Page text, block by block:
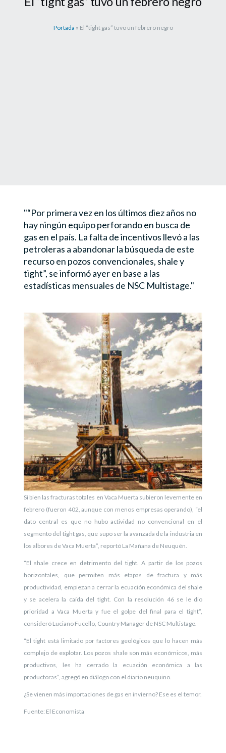
Portada » El “tight gas” tuvo un febrero negro
“Por primera vez en los últimos diez años no
hay ningún equipo perforando en busca de
gas en el país. La falta de incentivos llevó a las
petroleras a abandonar la búsqueda de este
recurso en pozos convencionales, shale y
tight”, se informó ayer en base a las
estadísticas mensuales de NSC Multistage.
Si bien las fracturas totales en Vaca Muerta subieron levemente en
febrero (fueron 402, aunque con menos empresas operando), “el
dato central es que no hubo actividad no convencional en el
segmento del tight gas, que supo ser la avanzada de la industria en
los albores de Vaca Muerta”, reportó La Mañana de Neuquén.
“El shale crece en detrimento del tight. A partir de los pozos
horizontales, que permiten más etapas de fractura y más
productividad, empiezan a cerrar la ecuación económica del shale
y se acelera la caída del tight. Con la resolución 46 se le dio
prioridad a Vaca Muerta y fue el golpe del final para el tight”,
consideró Luciano Fucello, Country Manager de NSC Multistage.
“El tight está limitado por factores geológicos que lo hacen más
complejo de explotar. Los pozos shale son más económicos, más
productivos, les ha cerrado la ecuación económica a las
productoras”, agregó en diálogo con el diario neuquino.
¿Se vienen más importaciones de gas en invierno? Ese es el temor.
Fuente: El Economista